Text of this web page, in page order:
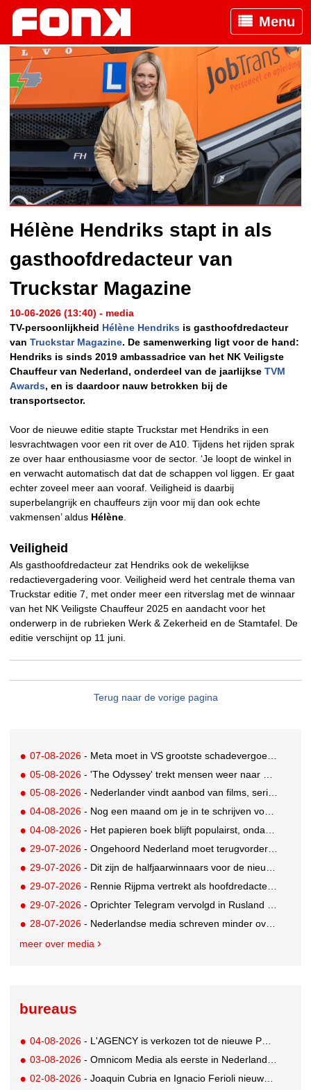
Menu
Hélène Hendriks stapt in als
gasthoofdredacteur van
Truckstar Magazine
10-06-2026 (13:40) - media
TV-persoonlijkheid Hélène Hendriks is gasthoofdredacteur
van Truckstar Magazine. De samenwerking ligt voor de hand:
Hendriks is sinds 2019 ambassadrice van het NK Veiligste
Chauffeur van Nederland, onderdeel van de jaarlijkse TVM
Awards, en is daardoor nauw betrokken bij de
transportsector.
Voor de nieuwe editie stapte Truckstar met Hendriks in een
lesvrachtwagen voor een rit over de A10. Tijdens het rijden sprak
ze over haar enthousiasme voor de sector. ‘Je loopt de winkel in
en verwacht automatisch dat dat de schappen vol liggen. Er gaat
echter zoveel meer aan vooraf. Veiligheid is daarbij
superbelangrijk en chauffeurs zijn voor mij dan ook echte
vakmensen’ aldus Hélène
Veiligheid
Als gasthoofdredacteur zat Hendriks ook de wekelijkse
redactievergadering voor. Veiligheid werd het centrale thema van
Truckstar editie 7, met onder meer een ritverslag met de winnaar
van het NK Veiligste Chauffeur 2025 en aandacht voor het
onderwerp in de rubrieken Werk & Zekerheid en de Stamtafel. De
editie verschijnt op 11 juni.
Terug naar de vorige pagina
07-08-2026 - Meta moet in VS grootste schadevergoeding ooit betalen: 567 miljoen dollar
05-08-2026 - 'The Odyssey' trekt mensen weer naar de bioscoop
05-08-2026 - Nederlander vindt aanbod van films, series en sport vaak versnipperd
04-08-2026 - Nog een maand om je in te schrijven voor de Mercurs 2026
04-08-2026 - Het papieren boek blijft populairst, ondanks digitale alternatieven
29-07-2026 - Ongehoord Nederland moet terugvordering betalen aan Commissariaat voor de Media
29-07-2026 - Dit zijn de halfjaarwinnaars voor de nieuwe Ster Goede Loeki 2026
29-07-2026 - Rennie Rijpma vertrekt als hoofdredacteur van het AD
29-07-2026 - Oprichter Telegram vervolgd in Rusland voor 'hulp aan terroristen'
28-07-2026 - Nederlandse media schreven minder over dit WK
meer over media
bureaus
04-08-2026 - L'AGENCY is verkozen tot de nieuwe PR-partner van KoRo
03-08-2026 - Omnicom Media als eerste in Nederland actief met advertenties in ChatGPT
02-08-2026 - Joaquin Cubria en Ignacio Ferioli nieuwe Global CCO’s GUT, Renata Neumann Global Head of Production